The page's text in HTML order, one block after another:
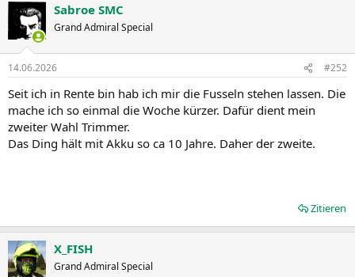
Sabroe SMC
Grand Admiral Special
14.06.2026 #252
Seit ich in Rente bin hab ich mir die Fusseln stehen lassen. Die
mache ich so einmal die Woche kürzer. Dafür dient mein
zweiter Wahl Trimmer.
Das Ding hält mit Akku so ca 10 Jahre. Daher der zweite.
Zitieren
X_FISH
Grand Admiral Special